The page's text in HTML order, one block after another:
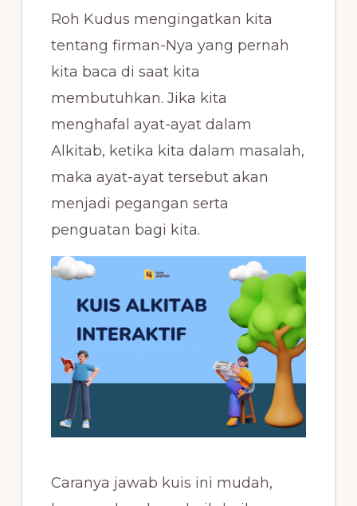
Roh Kudus mengingatkan kita
tentang firman-Nya yang pernah
kita baca di saat kita
membutuhkan. Jika kita
menghafal ayat-ayat dalam
Alkitab, ketika kita dalam masalah,
maka ayat-ayat tersebut akan
menjadi pegangan serta
penguatan bagi kita.
Caranya jawab kuis ini mudah,